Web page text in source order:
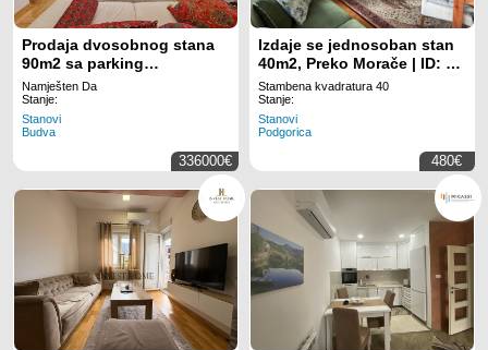
Prodaja dvosobnog stana
90m2 sa parking
mestom,Rozino-Budva
Namješten Da
Stanje:
Stanovi
Budva
336000€
Izdaje se jednosoban stan
40m2, Preko Morače | ID: P
705
Stambena kvadratura 40
Stanje:
Stanovi
Podgorica
480€